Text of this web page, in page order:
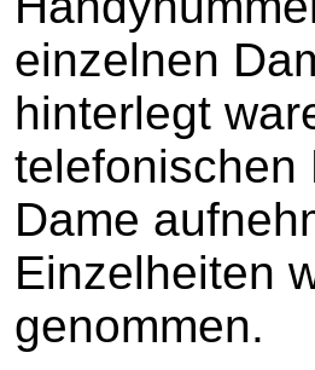
einzelnen
hinterlegt
telefonischen
Dame
Einzelheiten
genommen.